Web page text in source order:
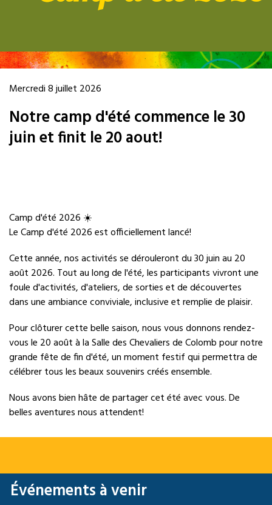
Mercredi 8 juillet 2026
Notre camp d'été commence le 30
juin et finit le 20 aout!
Camp d'été 2026 ☀️
Le Camp d'été 2026 est officiellement lancé!
Cette année, nos activités se dérouleront du 30 juin au 20
août 2026. Tout au long de l'été, les participants vivront une
foule d'activités, d'ateliers, de sorties et de découvertes
dans une ambiance conviviale, inclusive et remplie de plaisir.
Pour clôturer cette belle saison, nous vous donnons rendez-
vous le 20 août à la Salle des Chevaliers de Colomb pour notre
grande fête de fin d'été, un moment festif qui permettra de
célébrer tous les beaux souvenirs créés ensemble.
Nous avons bien hâte de partager cet été avec vous. De
belles aventures nous attendent!
Événements à venir